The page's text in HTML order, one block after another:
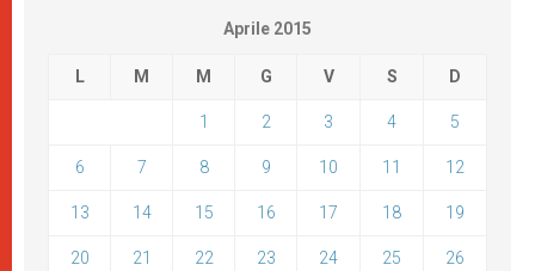
Aprile 2015
L M M G V S D
1 2 3 4 5
6 7 8 9 10 11 12
13 14 15 16 17 18 19
20 21 22 23 24 25 26